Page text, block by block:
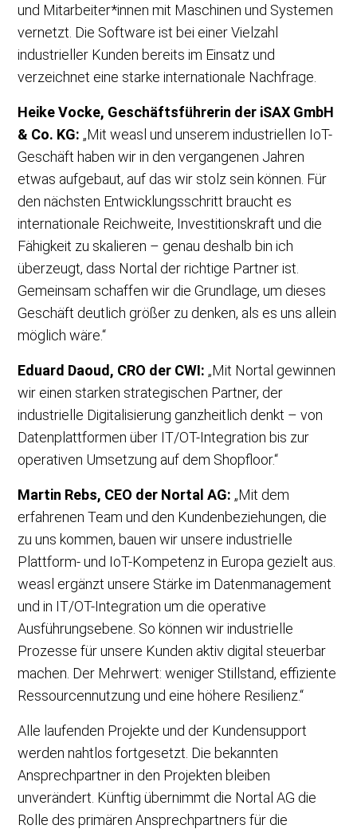
und Mitarbeiter*innen mit Maschinen und Systemen
vernetzt. Die Software ist bei einer Vielzahl
industrieller Kunden bereits im Einsatz und
verzeichnet eine starke internationale Nachfrage.
Heike Vocke, Geschäftsführerin der iSAX GmbH
& Co. KG: „Mit weasl und unserem industriellen IoT-
Geschäft haben wir in den vergangenen Jahren
etwas aufgebaut, auf das wir stolz sein können. Für
den nächsten Entwicklungsschritt braucht es
internationale Reichweite, Investitionskraft und die
Fähigkeit zu skalieren – genau deshalb bin ich
überzeugt, dass Nortal der richtige Partner ist.
Gemeinsam schaffen wir die Grundlage, um dieses
Geschäft deutlich größer zu denken, als es uns allein
möglich wäre.“
Eduard Daoud, CRO der CWI: „Mit Nortal gewinnen
wir einen starken strategischen Partner, der
industrielle Digitalisierung ganzheitlich denkt – von
Datenplattformen über IT/OT-Integration bis zur
operativen Umsetzung auf dem Shopfloor.“
Martin Rebs, CEO der Nortal AG: „Mit dem
erfahrenen Team und den Kundenbeziehungen, die
zu uns kommen, bauen wir unsere industrielle
Plattform- und IoT-Kompetenz in Europa gezielt aus.
weasl ergänzt unsere Stärke im Datenmanagement
und in IT/OT-Integration um die operative
Ausführungsebene. So können wir industrielle
Prozesse für unsere Kunden aktiv digital steuerbar
machen. Der Mehrwert: weniger Stillstand, effiziente
Ressourcennutzung und eine höhere Resilienz.“
Alle laufenden Projekte und der Kundensupport
werden nahtlos fortgesetzt. Die bekannten
Ansprechpartner in den Projekten bleiben
unverändert. Künftig übernimmt die Nortal AG die
Rolle des primären Ansprechpartners für die